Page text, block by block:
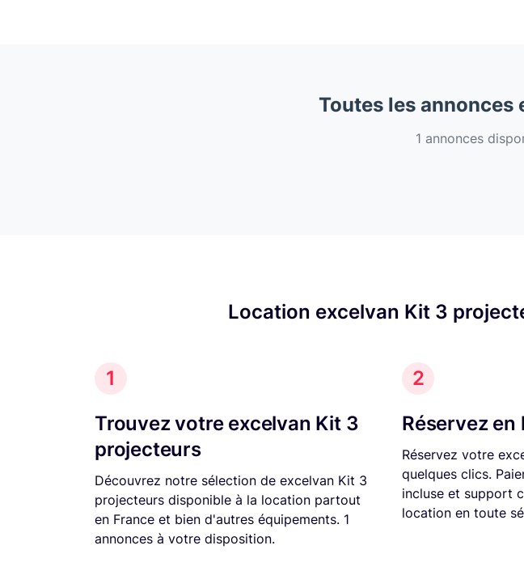
Toutes les
1 annonces
Location excelvan Kit 3
1
Trouvez votre excelvan Kit 3
projecteurs
Découvrez notre sélection de excelvan Kit 3
projecteurs disponible à la location partout
en France et bien d'autres équipements. 1
annonces à votre disposition.
2
Réservez
Réservez votre
quelques clics.
incluse et support
location en toute